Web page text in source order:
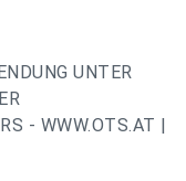
UNTER
- WWW.OTS.AT |